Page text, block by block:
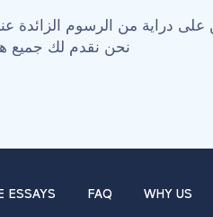
على دراية من الرسوم الزائدة
نحن نقدم لك جميع
WHY US
FAQ
ESSAYS